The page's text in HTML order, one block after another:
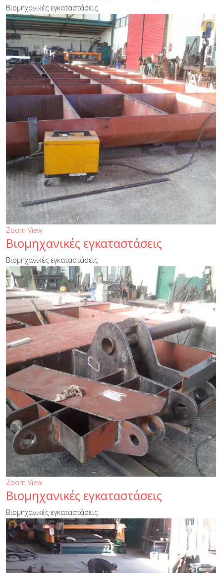
Βιομηχανικές εγκαταστάσεις
Zoom View
Βιομηχανικές εγκαταστάσεις
Βιομηχανικές εγκαταστάσεις
Zoom View
Βιομηχανικές εγκαταστάσεις
Βιομηχανικές εγκαταστάσεις